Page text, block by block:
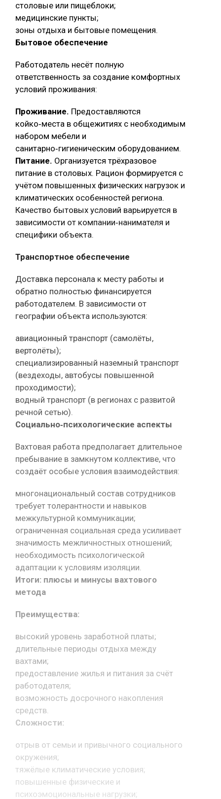
столовые или пищеблоки;
медицинские пункты;
зоны отдыха и бытовые помещения.
Бытовое обеспечение
Работодатель несёт полную
ответственность за создание комфортных
условий проживания:
Проживание. Предоставляются
койко‑места в общежитиях с необходимым
набором мебели и
санитарно‑гигиеническим оборудованием.
Питание. Организуется трёхразовое
питание в столовых. Рацион формируется с
учётом повышенных физических нагрузок и
климатических особенностей региона.
Качество бытовых условий варьируется в
зависимости от компании‑нанимателя и
специфики объекта.
Транспортное обеспечение
Доставка персонала к месту работы и
обратно полностью финансируется
работодателем. В зависимости от
географии объекта используются:
авиационный транспорт (самолёты,
вертолёты);
специализированный наземный транспорт
(вездеходы, автобусы повышенной
проходимости);
водный транспорт (в регионах с развитой
речной сетью).
Социально‑психологические аспекты
Вахтовая работа предполагает длительное
пребывание в замкнутом коллективе, что
создаёт особые условия взаимодействия:
многонациональный состав сотрудников
требует толерантности и навыков
межкультурной коммуникации;
ограниченная социальная среда усиливает
значимость межличностных отношений;
необходимость психологической
адаптации к условиям изоляции.
Итоги: плюсы и минусы вахтового
метода
Преимущества:
высокий уровень заработной платы;
длительные периоды отдыха между
вахтами;
предоставление жилья и питания за счёт
работодателя;
возможность досрочного накопления
средств.
Сложности:
отрыв от семьи и привычного социального
окружения;
тяжёлые климатические условия;
повышенные физические и
психоэмоциональные нагрузки;